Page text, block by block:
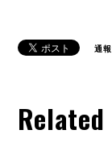
通